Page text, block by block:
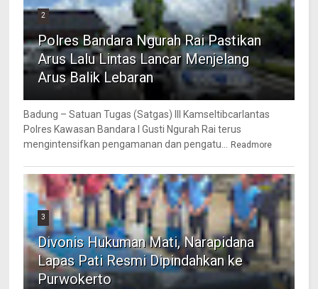
2
Polres Bandara Ngurah Rai Pastikan
Arus Lalu Lintas Lancar Menjelang
Arus Balik Lebaran
Badung – Satuan Tugas (Satgas) III Kamseltibcarlantas
Polres Kawasan Bandara I Gusti Ngurah Rai terus
mengintensifkan pengamanan dan pengatu... Readmore
3
Divonis Hukuman Mati, Narapidana
Lapas Pati Resmi Dipindahkan ke
Purwokerto